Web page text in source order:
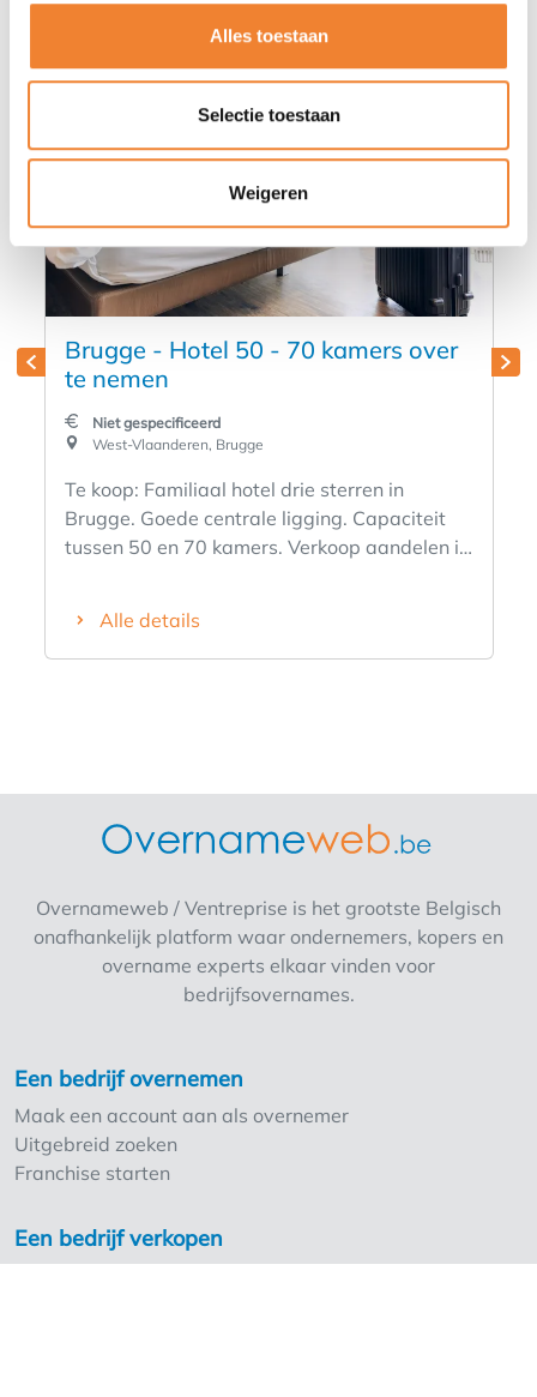
Alles toestaan
Selectie toestaan
Weigeren
Brugge - Hotel 50 - 70 kamers over
te nemen
Niet gespecificeerd
West-Vlaanderen, Brugge
Te koop: Familiaal hotel drie sterren in
Brugge. Goede centrale ligging. Capaciteit
tussen 50 en 70 kamers. Verkoop aandelen in
Alle details
Overnameweb / Ventreprise is het grootste Belgisch
onafhankelijk platform waar ondernemers, kopers en
overname experts elkaar vinden voor
bedrijfsovernames.
Een bedrijf overnemen
Maak een account aan als overnemer
Uitgebreid zoeken
Franchise starten
Een bedrijf verkopen